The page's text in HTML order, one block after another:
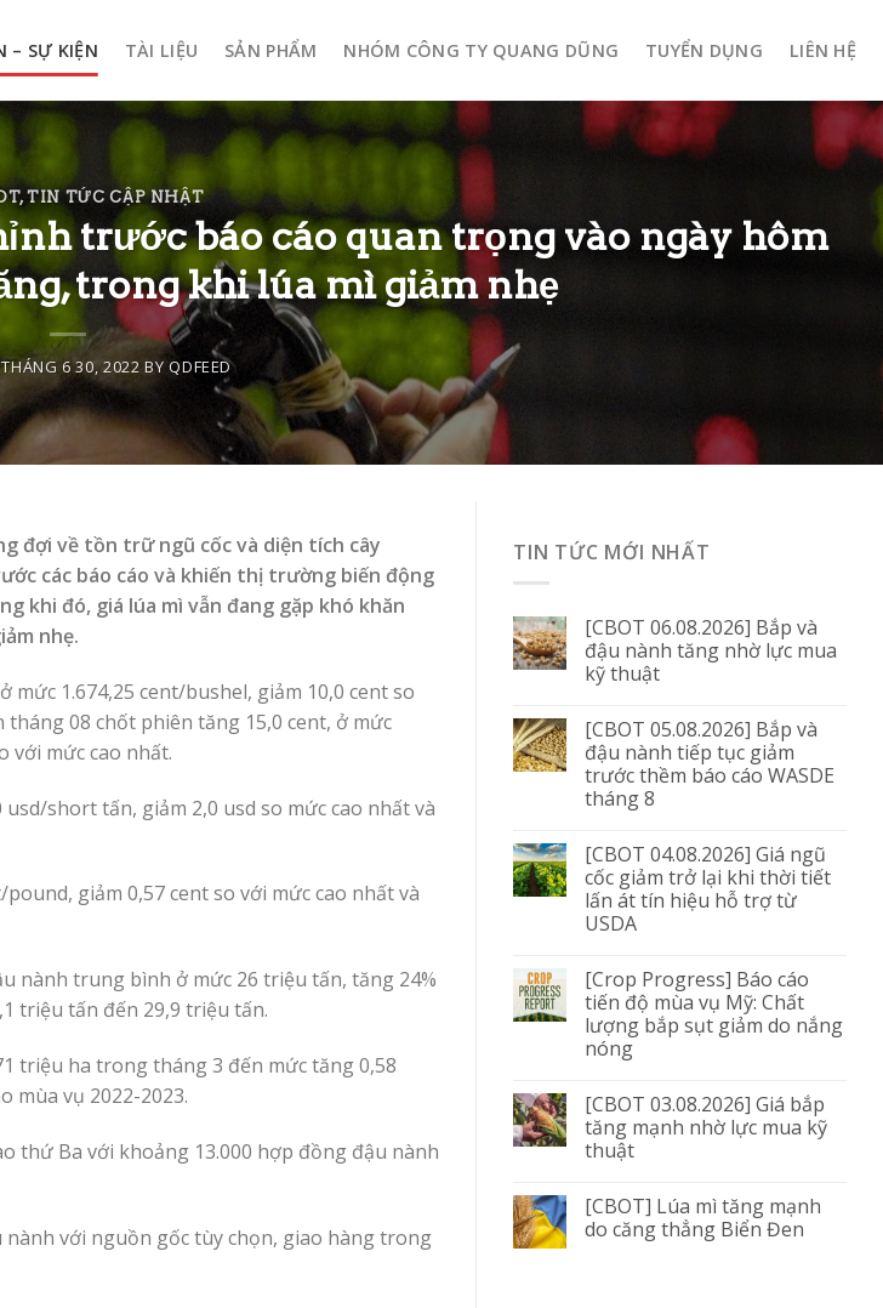
– SỰ KIỆN TÀI LIỆU SẢN PHẨM NHÓM CÔNG TY QUANG DŨNG TUYỂN DỤNG LIÊN HỆ
,TIN TỨC CẬP NHẬT
trước báo cáo quan trọng vào ngày hôm
trong khi lúa mì giảm nhẹ
THÁNG 6 30, 2022 BYQDFEED
đợi về tồn trữ ngũ cốc và diện tích cây
các báo cáo và khiến thị trường biến động
khi đó, giá lúa mì vẫn đang gặp khó khăn
nhẹ.
1.674,25 cent/bushel, giảm 10,0 cent so
08 chốt phiên tăng 15,0 cent, ở mức
với mức cao nhất.
short tấn, giảm 2,0 usd so mức cao nhất và
giảm 0,57 cent so với mức cao nhất và
nành trung bình ở mức 26 triệu tấn, tăng 24%
triệu tấn đến 29,9 triệu tấn.
triệu ha trong tháng 3 đến mức tăng 0,58
mùa vụ 2022-2023.
thứ Ba với khoảng 13.000 hợp đồng đậu nành
với nguồn gốc tùy chọn, giao hàng trong
TIN TỨC MỚI NHẤT
[CBOT 06.08.2026] Bắp và
đậu nành tăng nhờ lực mua
kỹ thuật
[CBOT 05.08.2026] Bắp và
đậu nành tiếp tục giảm
trước thềm báo cáo WASDE
tháng 8
[CBOT 04.08.2026] Giá ngũ
cốc giảm trở lại khi thời tiết
lấn át tín hiệu hỗ trợ từ
USDA
[Crop Progress] Báo cáo
tiến độ mùa vụ Mỹ: Chất
lượng bắp sụt giảm do nắng
nóng
[CBOT 03.08.2026] Giá bắp
tăng mạnh nhờ lực mua kỹ
thuật
[CBOT] Lúa mì tăng mạnh
do căng thẳng Biển Đen